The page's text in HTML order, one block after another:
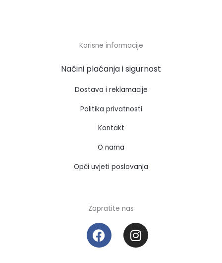
Korisne informacije
Načini plaćanja i sigurnost
Dostava i reklamacije
Politika privatnosti
Kontakt
O nama
Opći uvjeti poslovanja
Zapratite nas
F
a
c
I
n
s